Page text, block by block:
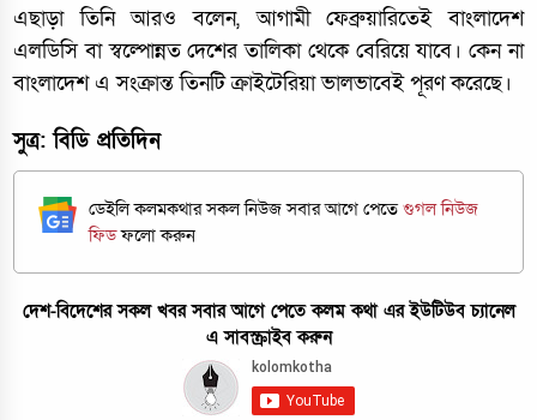
এছাড়া তিনি আরও বলেন, আগামী ফেব্রুয়ারিতেই বাংলাদেশ
এলডিসি বা স্বল্পোন্নত দেশের তালিকা থেকে বেরিয়ে যাবে। কেন না
বাংলাদেশ এ সংক্রান্ত তিনটি ক্রাইটেরিয়া ভালভাবেই পূরণ করেছে।
সুত্র: বিডি প্রতিদিন
ডেইলি কলমকথার সকল নিউজ সবার আগে পেতেগুগল নিউজ
ফিডফলো করুন
দেশ-বিদেশের সকল খবর সবার আগে পেতে কলম কথা এর ইউটিউব চ্যানেল
এ সাবস্ক্রাইব করুন